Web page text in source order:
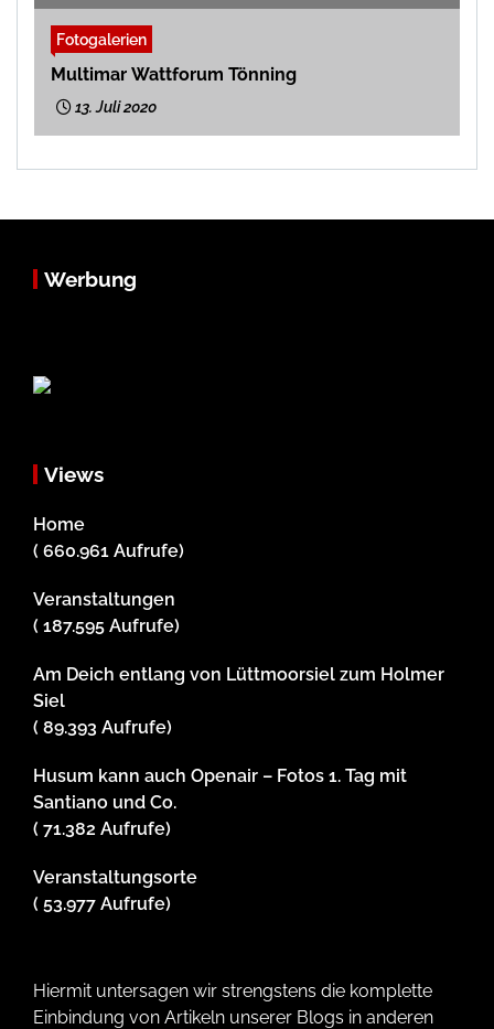
Fotogalerien
Multimar Wattforum Tönning
13. Juli 2020
Werbung
Views
Home
( 660.961 Aufrufe)
Veranstaltungen
( 187.595 Aufrufe)
Am Deich entlang von Lüttmoorsiel zum Holmer
Siel
( 89.393 Aufrufe)
Husum kann auch Openair – Fotos 1. Tag mit
Santiano und Co.
( 71.382 Aufrufe)
Veranstaltungsorte
( 53.977 Aufrufe)
Hiermit untersagen wir strengstens die komplette
Einbindung von Artikeln unserer Blogs in anderen